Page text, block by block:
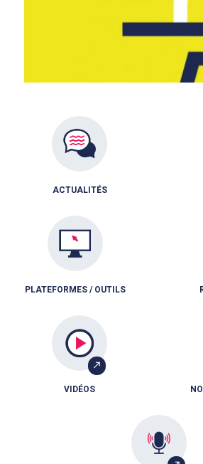
ACTUALITÉS
PLATEFORMES / OUTILS
VIDÉOS